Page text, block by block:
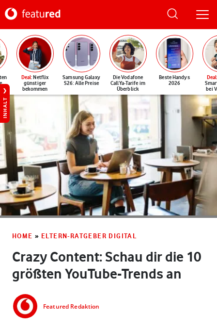
Deal: Netflix
günstiger
bekommen
Samsung Galaxy
S26: Alle Preise
Die Vodafone
CallYa-Tarife im
Überblick
Beste Handys
2026
Deal
bei
INHALT
HOME » ELTERN-RATGEBER DIGITAL
Crazy Content: Schau dir die 10
größten YouTube-Trends an
Featured Redaktion